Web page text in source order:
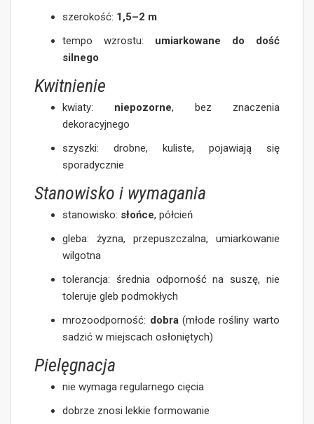
szerokość: 1,5–2 m
tempo wzrostu: umiarkowane do dość
silnego
Kwitnienie
kwiaty: niepozorne, bez znaczenia
dekoracyjnego
szyszki: drobne, kuliste, pojawiają się
sporadycznie
Stanowisko i wymagania
stanowisko: słońce, półcień
gleba: żyzna, przepuszczalna, umiarkowanie
wilgotna
tolerancja: średnia odporność na suszę, nie
toleruje gleb podmokłych
mrozoodporność: dobra(młode rośliny warto
sadzić w miejscach osłoniętych)
Pielęgnacja
nie wymaga regularnego cięcia
dobrze znosi lekkie formowanie